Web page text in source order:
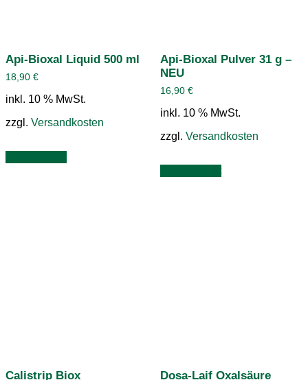
Api-Bioxal Liquid 500 ml
18,90 €
inkl. 10 % MwSt.
zzgl. Versandkosten
Api-Bioxal Pulver 31 g –
NEU
16,90 €
inkl. 10 % MwSt.
zzgl. Versandkosten
Calistrip Biox
Dosa-Laif Oxalsäure